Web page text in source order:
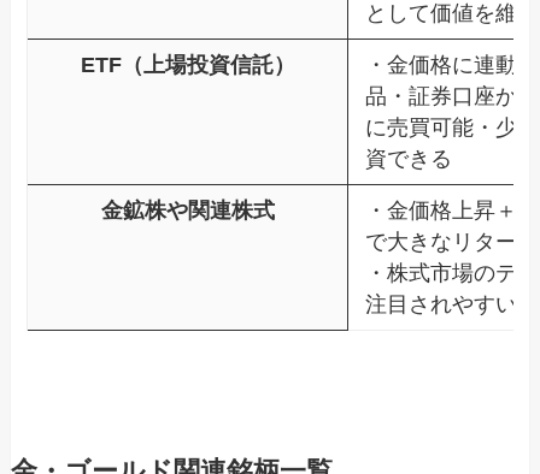
として価値を維持
ETF（上場投資信託）
・金価格に連動
品・証券口座か
に売買可能・少
資できる
金鉱株や関連株式
・金価格上昇＋
で大きなリターン
・株式市場のテ
注目されやすい